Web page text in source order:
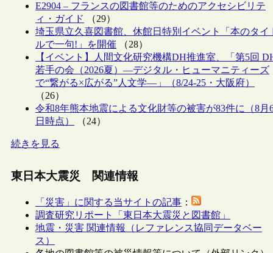
E2904 – フランスの図書館等のためのアクセシビリテ
ィ・ガイド
（29）
埼玉県立久喜図書館、休館日特別イベント「本のタイ
ルで一句!」を開催 （28）
【イベント】人間文化研究機構DH推進室、「第5回
若手の会（2026夏）―デジタル・ヒューマニティーズ
で“繋がる×広がる”人文学―」（8/24-25・大阪府）
（26）
令和8年熊本地震による文化財等の被害が83件に（8月
日時点）
（24）
続きを見る
東日本大震災 関連情報
「災害」に関する当サイトの記事 ：
調査研究リポート「東日本大震災と図書館」
地震・災害 関連情報（レファレンス協同データベー
ス）